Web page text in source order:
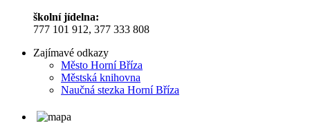
školní jídelna:
777 101 912, 377 333 808
Zajímavé odkazy
Město Horní Bříza
Městská knihovna
Naučná stezka Horní Bříza